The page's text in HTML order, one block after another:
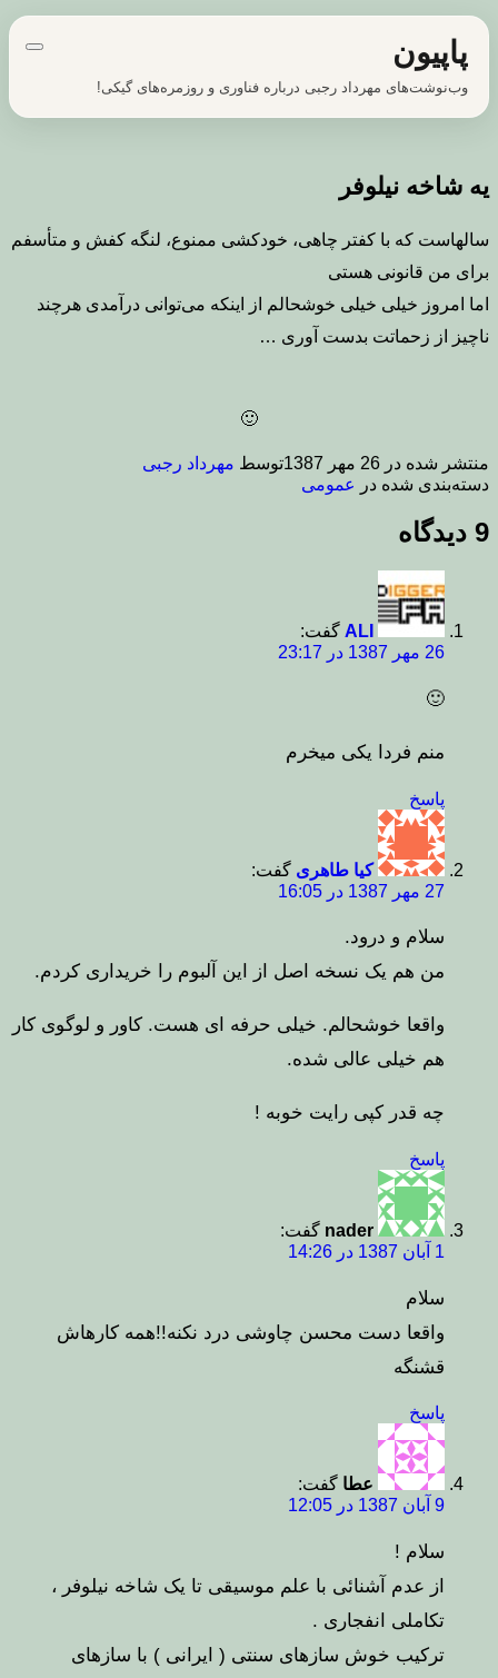
پرش
محتواپاپیون
وب‌نوشت‌های مهرداد رجبی درباره فناوری و روزمره‌های گیکی!
یه شاخه نیلوفر
سالهاست که با کفتر چاهی، خودکشی ممنوع، لنگه کفش و متأسفم
برای من قانونی هستی
اما امروز خیلی خیلی خوشحالم از اینکه می‌توانی درآمدی هرچند
ناچیز از زحماتت بدست آوری …
🙂
منتشر شده در 26 مهر 1387 توسط مهرداد رجبی
دسته‌بندی شده در
عمومی
9 دیدگاه
ALI گفت:
26 مهر 1387 در 23:17
🙂
منم فردا یکی میخرم
پاسخ
کیا طاهری گفت:
27 مهر 1387 در 16:05
سلام و درود.
من هم یک نسخه اصل از این آلبوم را خریداری کردم.
واقعا خوشحالم. خیلی حرفه ای هست. کاور و لوگوی کار
هم خیلی عالی شده.
چه قدر کپی رایت خوبه !
پاسخ
nader گفت:
1 آبان 1387 در 14:26
سلام
واقعا دست محسن چاوشی درد نکنه!!همه کارهاش
قشنگه
پاسخ
عطا گفت:
9 آبان 1387 در 12:05
سلام !
از عدم آشنائی با علم موسیقی تا یک شاخه نیلوفر ،
تکاملی انفجاری .
ترکیب خوش سازهای سنتی ( ایرانی ) با سازهای